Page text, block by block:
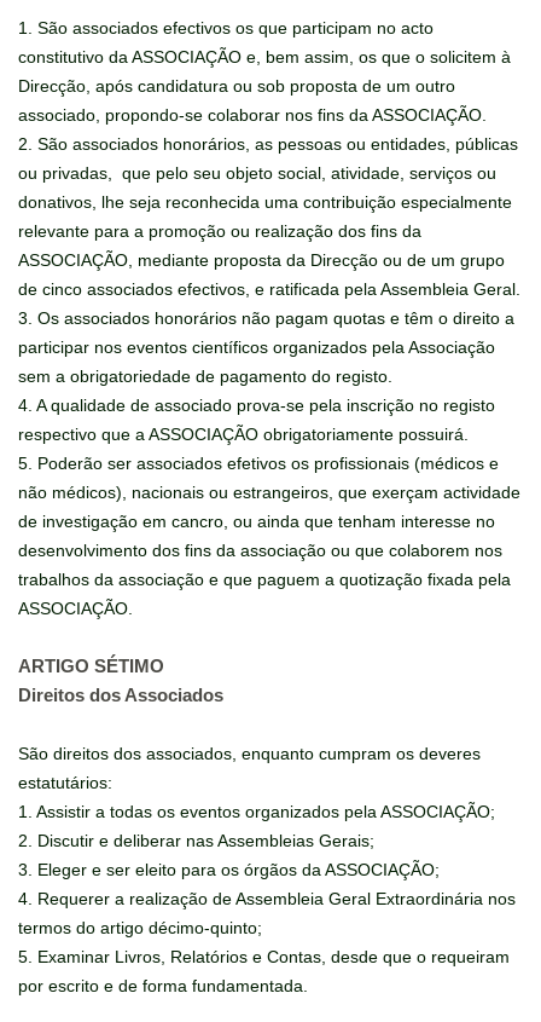
1. São associados efectivos os que participam no acto
constitutivo da ASSOCIAÇÃO e, bem assim, os que o solicitem à
Direcção, após candidatura ou sob proposta de um outro
associado, propondo-se colaborar nos fins da ASSOCIAÇÃO.
2. São associados honorários, as pessoas ou entidades, públicas
ou privadas, que pelo seu objeto social, atividade, serviços ou
donativos, lhe seja reconhecida uma contribuição especialmente
relevante para a promoção ou realização dos fins da
ASSOCIAÇÃO, mediante proposta da Direcção ou de um grupo
de cinco associados efectivos, e ratificada pela Assembleia Geral.
3. Os associados honorários não pagam quotas e têm o direito a
participar nos eventos científicos organizados pela Associação
sem a obrigatoriedade de pagamento do registo.
4. A qualidade de associado prova-se pela inscrição no registo
respectivo que a ASSOCIAÇÃO obrigatoriamente possuirá.
5. Poderão ser associados efetivos os profissionais (médicos e
não médicos), nacionais ou estrangeiros, que exerçam actividade
de investigação em cancro, ou ainda que tenham interesse no
desenvolvimento dos fins da associação ou que colaborem nos
trabalhos da associação e que paguem a quotização fixada pela
ASSOCIAÇÃO.
ARTIGO SÉTIMO
Direitos dos Associados
São direitos dos associados, enquanto cumpram os deveres
estatutários:
1. Assistir a todas os eventos organizados pela ASSOCIAÇÃO;
2. Discutir e deliberar nas Assembleias Gerais;
3. Eleger e ser eleito para os órgãos da ASSOCIAÇÃO;
4. Requerer a realização de Assembleia Geral Extraordinária nos
termos do artigo décimo-quinto;
5. Examinar Livros, Relatórios e Contas, desde que o requeiram
por escrito e de forma fundamentada.